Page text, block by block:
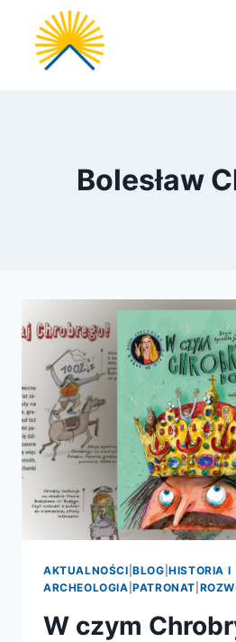
Przejdź
treści
Bolesław
AKTUALNOŚCI |BLOG |HISTORIA I
ARCHEOLOGIA |PATRONAT
W czym